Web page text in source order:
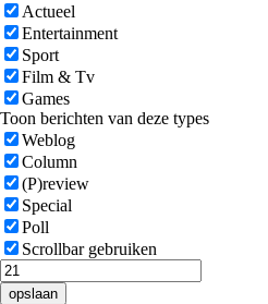
Actueel
Entertainment
Sport
Film & Tv
Games
Toon berichten van deze types
Weblog
Column
(P)review
Special
Poll
Scrollbar gebruiken
opslaan